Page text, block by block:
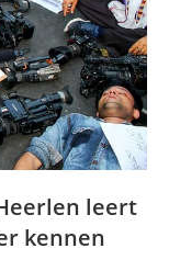
leert
kennen